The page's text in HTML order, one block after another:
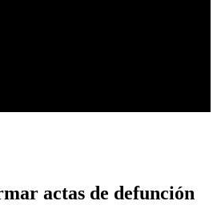
actas de defunción